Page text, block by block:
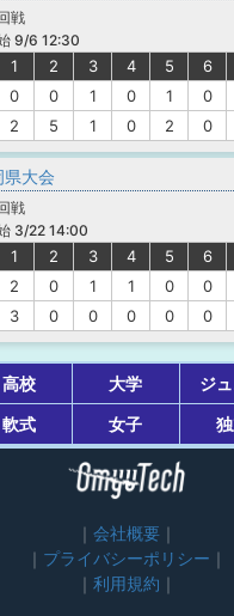
戦
9/6 12:30
1 2 3 4 5 6
0 0 1 0 1 0
2 5 1 0 2 0
大会
戦
3/22 14:00
1 2 3 4 5 6
2 0 1 1 0 0
3 0 0 0 0 0
高校 大学 ジ
軟式
女子
会社概要
プライバシーポリシー
利用規約